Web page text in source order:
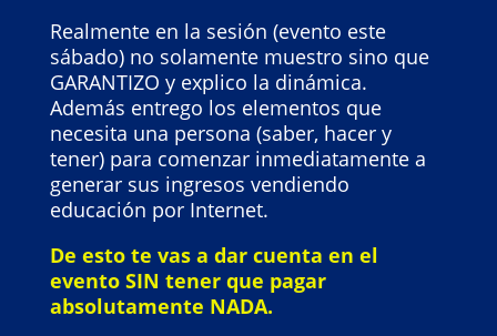
Realmente en la sesión (evento este
sábado) no solamente muestro sino que
GARANTIZO y explico la dinámica.
Además entrego los elementos que
necesita una persona (saber, hacer y
tener) para comenzar inmediatamente a
generar sus ingresos vendiendo
educación por Internet.
De esto te vas a dar cuenta en el
evento SIN tener que pagar
absolutamente NADA.